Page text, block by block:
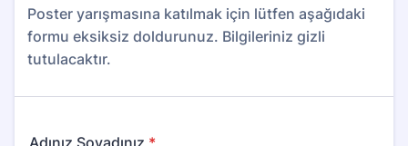
Poster yarışmasına katılmak için lütfen aşağıdaki
formu eksiksiz doldurunuz. Bilgileriniz gizli
tutulacaktır.
Adınız Soyadınız *